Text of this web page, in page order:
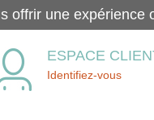
ESPACE
Identifiez-vous
offrir une